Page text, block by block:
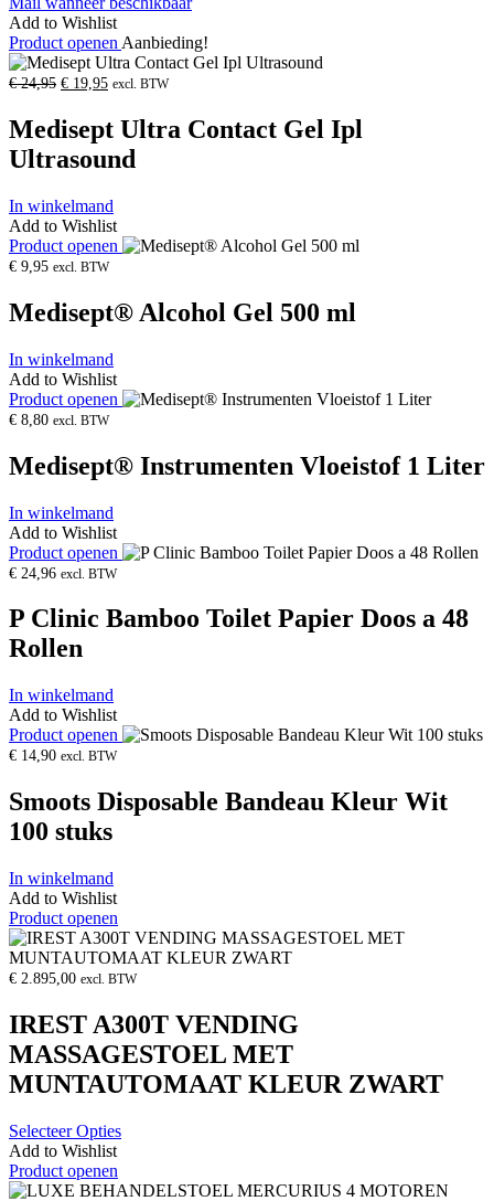
Add to Wishlist
Product openen Aanbieding!
€24,95 Oorspronkelijke
was:
€
€ 19,95Huidige
€
19,95.
excl. BTW
Medisept Ultra Contact Gel Ipl
Ultrasound
In winkelmand
Add to Wishlist
Product openen
€ 9,95 excl. BTW
Medisept® Alcohol Gel 500 ml
In winkelmand
Add to Wishlist
Product openen
€ 8,80 excl. BTW
Medisept® Instrumenten Vloeistof 1 Liter
In winkelmand
Add to Wishlist
Product openen
€ 24,96 excl. BTW
P Clinic Bamboo Toilet Papier Doos a 48
Rollen
In winkelmand
Add to Wishlist
Product openen
€ 14,90 excl. BTW
Smoots Disposable Bandeau Kleur Wit
100 stuks
In winkelmand
Add to Wishlist
Product openen
€ 2.895,00 excl. BTW
IREST A300T VENDING
MASSAGESTOEL MET
MUNTAUTOMAAT KLEUR ZWART
Selecteer Opties
Add to Wishlist
Product openen